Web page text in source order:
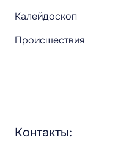
Калейдоскоп
Происшествия
Контакты: